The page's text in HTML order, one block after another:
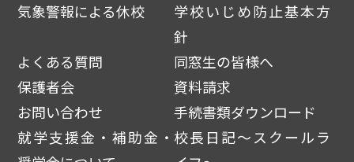
気象警報による休校
学校いじめ防止基本方
針
よくある質問
同窓生の皆様へ
保護者会
資料請求
お問い合わせ
手続書類ダウンロード
就学支援金・補助金・ 校長日記～スクールラ